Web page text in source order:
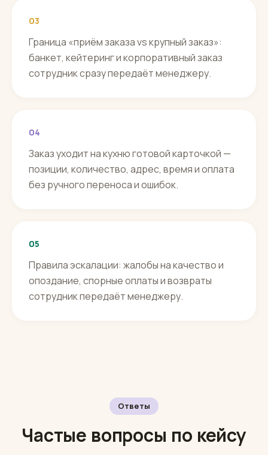
03
Граница «приём заказа vs крупный заказ»:
банкет, кейтеринг и корпоративный заказ
сотрудник сразу передаёт менеджеру.
04
Заказ уходит на кухню готовой карточкой —
позиции, количество, адрес, время и оплата
без ручного переноса и ошибок.
05
Правила эскалации: жалобы на качество и
опоздание, спорные оплаты и возвраты
сотрудник передаёт менеджеру.
Ответы
Частые вопросы по кейсу